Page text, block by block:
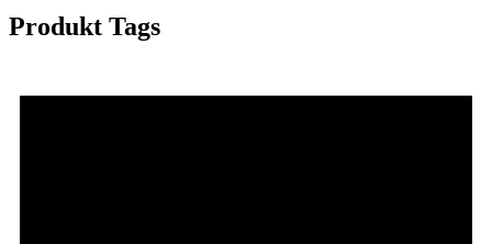
Produkt Tags